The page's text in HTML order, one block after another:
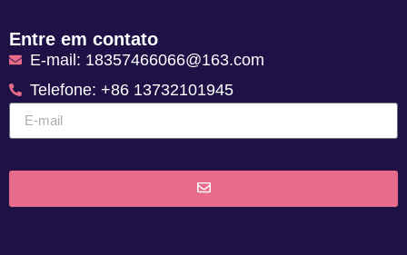
Entre em contato
E-mail: 18357466066@163.com
Telefone: +86 13732101945